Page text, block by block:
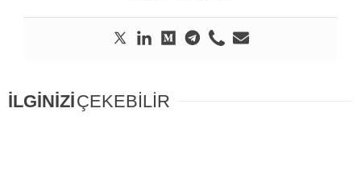
İLGİNİZİÇEKEBİLİR